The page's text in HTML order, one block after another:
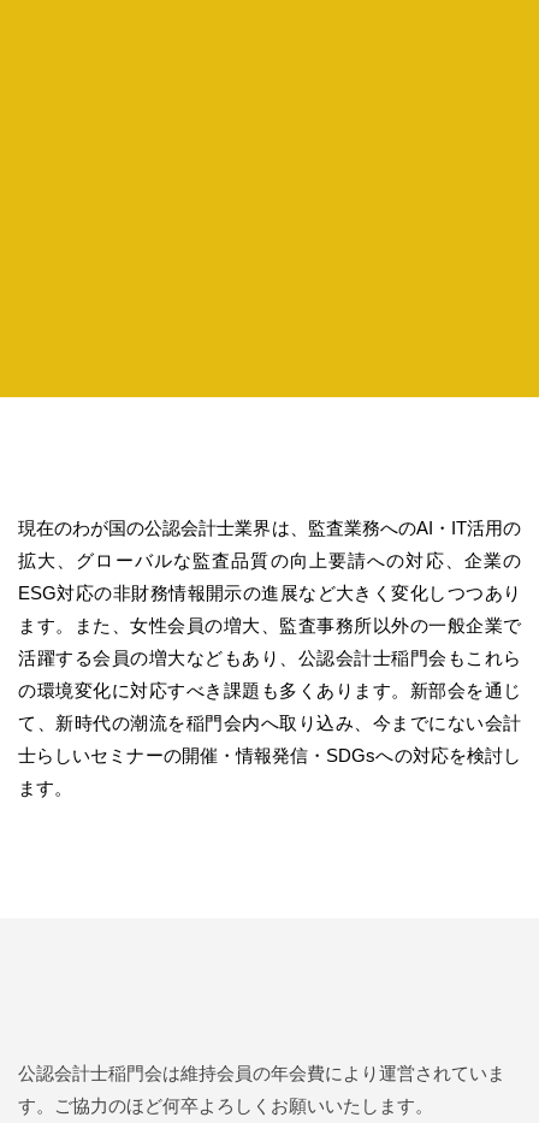
現在のわが国の公認会計士業界は、監査業務へのAI・IT活用の
拡大、グローバルな監査品質の向上要請への対応、企業の
ESG対応の非財務情報開示の進展など大きく変化しつつあり
ます。また、女性会員の増大、監査事務所以外の一般企業で
活躍する会員の増大などもあり、公認会計士稲門会もこれら
の環境変化に対応すべき課題も多くあります。新部会を通じ
て、新時代の潮流を稲門会内へ取り込み、今までにない会計
士らしいセミナーの開催・情報発信・SDGsへの対応を検討し
ます。
公認会計士稲門会は維持会員の年会費により運営されていま
す。
ご協力のほど何卒よろしくお願いいたします。